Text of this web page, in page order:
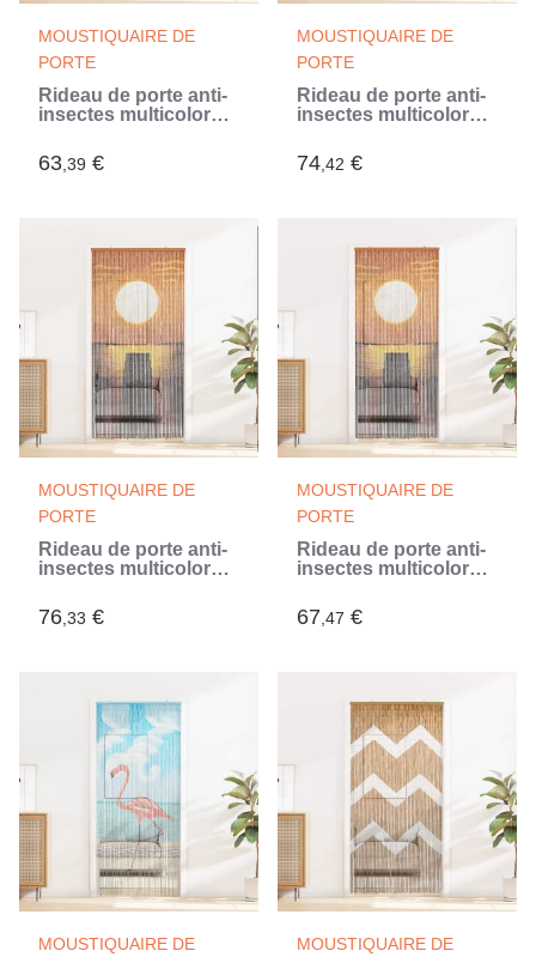
MOUSTIQUAIRE DE
PORTE
Rideau de porte anti-
insectes multicolore
(Multicouleur)
63,39 €
MOUSTIQUAIRE DE
PORTE
Rideau de porte anti-
insectes multicolore
(Multicouleur)
74,42 €
MOUSTIQUAIRE DE
PORTE
Rideau de porte anti-
insectes multicolore
(Multicouleur)
76,33 €
MOUSTIQUAIRE DE
PORTE
Rideau de porte anti-
insectes multicolore
(Multicouleur)
67,47 €
MOUSTIQUAIRE DE
MOUSTIQUAIRE DE